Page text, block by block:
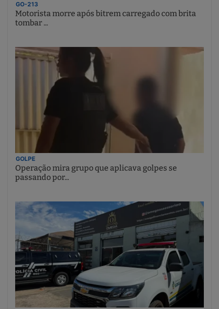
GO-213
Motorista morre após bitrem carregado com brita
tombar ...
GOLPE
Operação mira grupo que aplicava golpes se
passando por...